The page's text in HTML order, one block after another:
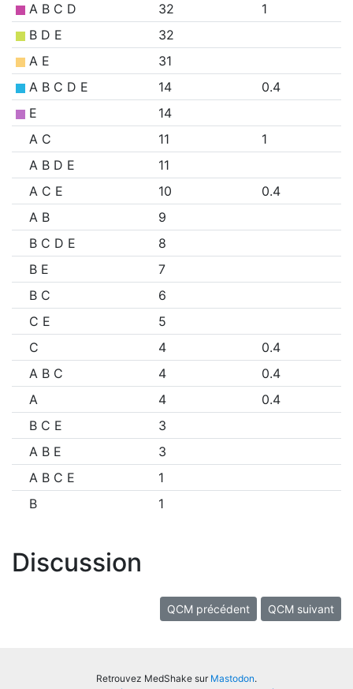
A B C D
32
1
B D E
32
A E
31
A B C D E
14
0.4
E
14
A C
11
1
A B D E
11
A C E
10
0.4
A B
9
B C D E
8
B E
7
B C
6
C E
5
C
4
0.4
A B C
4
0.4
A
4
0.4
B C E
3
A B E
3
A B C E
1
B
1
Discussion
QCM précédent QCM suivant
Retrouvez MedShake sur Mastodon.